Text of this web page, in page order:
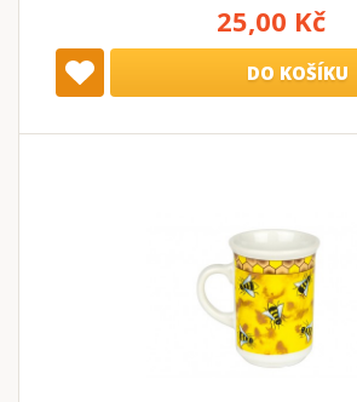
25,00 Kč
DO KOŠÍKU